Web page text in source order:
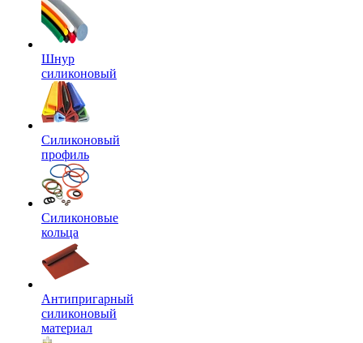
Шнур
силиконовый
Силиконовый
профиль
Силиконовые
кольца
Антипригарный
силиконовый
материал